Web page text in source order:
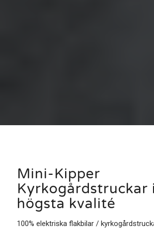
Mini-Kipper
Kyrkogårdstruckar i
högsta kvalité
100% elektriska flakbilar /